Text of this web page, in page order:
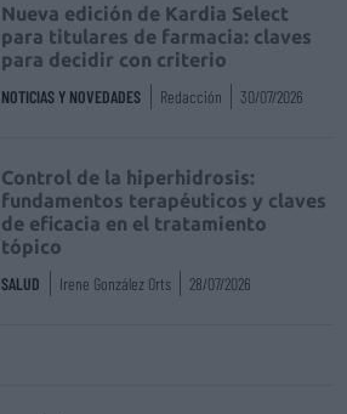
Nueva edición de Kardia Select
para titulares de farmacia: claves
para decidir con criterio
NOTICIAS Y NOVEDADES Redacción 30/07/2026
Control de la hiperhidrosis:
fundamentos terapéuticos y claves
de eficacia en el tratamiento
tópico
SALUD Irene González Orts 28/07/2026